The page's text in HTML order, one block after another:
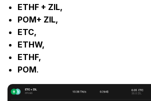
ETHF + ZIL,
POM+ ZIL,
ETC,
ETHW,
ETHF,
POM.